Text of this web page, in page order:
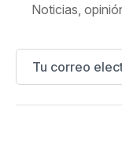
Noticias,